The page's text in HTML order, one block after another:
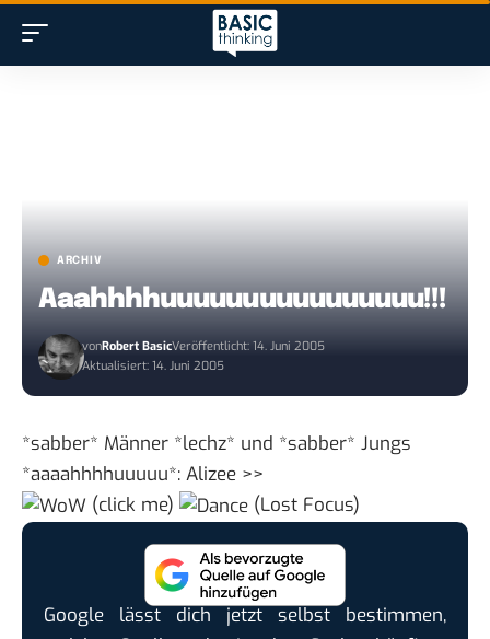
ARCHIV
Aaahhhhuuuuuuuuuuuuuuuu!!!
vonRobert BasicVeröffentlicht: 14. Juni 2005
Aktualisiert: 14. Juni 2005
*sabber* Männer *lechz* und *sabber* Jungs
*aaaahhhhuuuuu*: Alizee >>
(click me)
(Lost Focus)
Google lässt dich jetzt selbst bestimmen,